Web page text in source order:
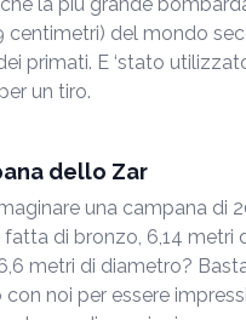
centimetri) del mondo
primati. E ‘stato
un tiro.
dello Zar
una campana di
di bronzo, 6,14 metri
metri di diametro?
con noi per essere